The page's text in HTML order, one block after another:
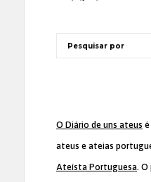
O Diário de uns ateus
ateus e ateias
Ateísta Portuguesa. O